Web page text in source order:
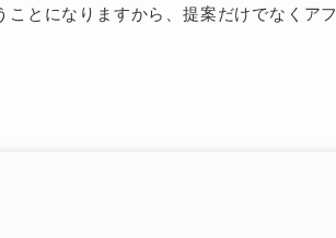
とになりますから、提案だけでなくア